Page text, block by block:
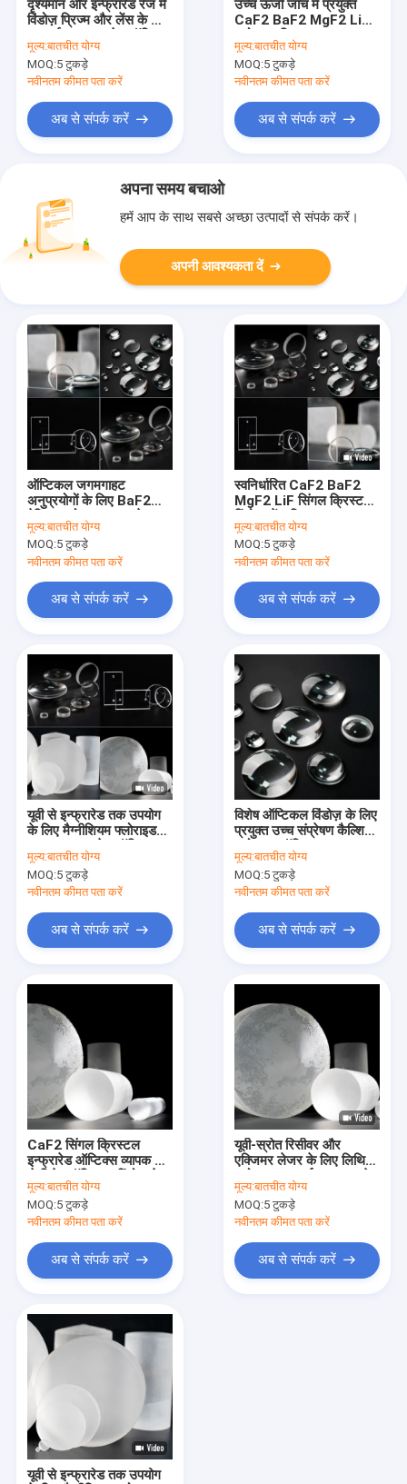
उत्पाद
हमारे बारे में
कारखाने का दौरा
गुणवत्ता नियंत्रण
हमसे संपर्क करें
समाचार
मामले
पीजोइलेक्ट्रिक वेफर
LiTaO3 वेफर
दृश्यमान और इन्फ्रारेड रेंज में
विंडोज़ प्रिज्म और लेंस के लिए
एलआईएफ इन्फ्रारेड ऑप्टिक्स
मूल्य:बातचीत योग्य
MOQ:5 टुकड़े
नवीनतम कीमत पता करें
अब से संपर्क करें
उच्च ऊर्जा जांच में प्रयुक्त
CaF2 BaF2 MgF2 LiF
फ्लोराइड क्रिस्टल
मूल्य:बातचीत योग्य
MOQ:5 टुकड़े
नवीनतम कीमत पता करें
अब से संपर्क करें
अपना समय बचाओ
हमें आप के साथ सबसे अच्छा उत्पादों से संपर्क करें।
अपनी आवश्यकता दें
ऑप्टिकल जगमगाहट
अनुप्रयोगों के लिए BaF2
बेरियम फ्लोराइड इन्फ्रारेड
ऑप्टिक्स सब्सट्रेट
मूल्य:बातचीत योग्य
MOQ:5 टुकड़े
नवीनतम कीमत पता करें
अब से संपर्क करें
स्वनिर्धारित CaF2 BaF2
MgF2 LiF सिंगल क्रिस्टल
विंडोज लेंस प्रिज्म
मूल्य:बातचीत योग्य
MOQ:5 टुकड़े
नवीनतम कीमत पता करें
अब से संपर्क करें
यूवी से इन्फ्रारेड तक उपयोग
के लिए मैग्नीशियम फ्लोराइड
MgF2 इन्फ्रारेड ऑप्टिक्स
विंडोज लेंस
मूल्य:बातचीत योग्य
MOQ:5 टुकड़े
नवीनतम कीमत पता करें
अब से संपर्क करें
विशेष ऑप्टिकल विंडोज़ के लिए
प्रयुक्त उच्च संप्रेषण कैल्शियम
फ्लोराइड ऑप्टिक्स
मूल्य:बातचीत योग्य
MOQ:5 टुकड़े
नवीनतम कीमत पता करें
अब से संपर्क करें
CaF2 सिंगल क्रिस्टल
इन्फ्रारेड ऑप्टिक्स व्यापक रूप
से विशेष ऑप्टिकल विंडोज़ के
लिए उपयोग किया जाता है
मूल्य:बातचीत योग्य
MOQ:5 टुकड़े
नवीनतम कीमत पता करें
अब से संपर्क करें
यूवी-स्रोत रिसीवर और
एक्जिमर लेजर के लिए लिथियम
फ्लोराइड एलआईएफ इन्फ्रारेड
ऑप्टिक्स
मूल्य:बातचीत योग्य
MOQ:5 टुकड़े
नवीनतम कीमत पता करें
अब से संपर्क करें
यूवी से इन्फ्रारेड तक उपयोग